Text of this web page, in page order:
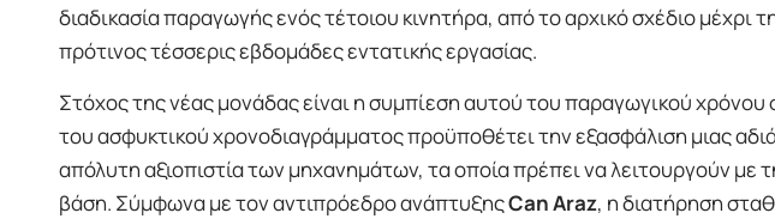
διαδικασία παραγωγής ενός τέτοιου κινητήρα, από το αρχικό σχέδιο μέχρι
πρότινος τέσσερις εβδομάδες εντατικής εργασίας.
Στόχος της νέας μονάδας είναι η συμπίεση αυτού του παραγωγικού χρόνου
του ασφυκτικού χρονοδιαγράμματος προϋποθέτει την εξασφάλιση μιας
απόλυτη αξιοπιστία των μηχανημάτων, τα οποία πρέπει να λειτουργούν με
βάση. Σύμφωνα με τον αντιπρόεδρο ανάπτυξηςCan Araz, η διατήρηση